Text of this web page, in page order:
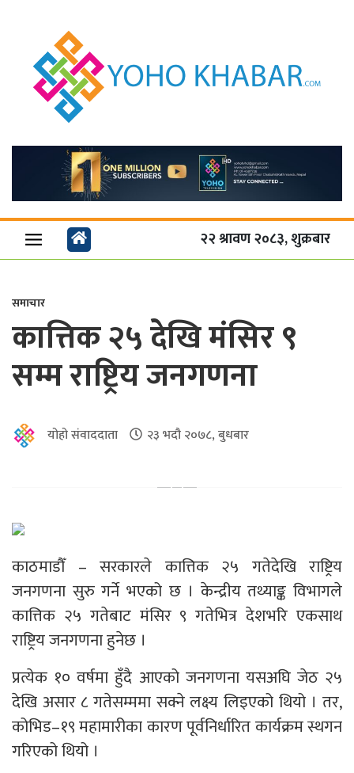
२२ श्रावण २०८३, शुक्रबार
समाचार
कात्तिक २५ देखि मंसिर ९
सम्म राष्ट्रिय जनगणना
योहो संवाददाता २३ भदौ २०७८, बुधबार
काठमाडौँ – सरकारले कात्तिक २५ गतेदेखि राष्ट्रिय
जनगणना सुरु गर्ने भएको छ । केन्द्रीय तथ्याङ्क विभागले
कात्तिक २५ गतेबाट मंसिर ९ गतेभित्र देशभरि एकसाथ
राष्ट्रिय जनगणना हुनेछ ।
प्रत्येक १० वर्षमा हुँदै आएको जनगणना यसअघि जेठ २५
देखि असार ८ गतेसम्ममा सक्ने लक्ष्य लिइएको थियो । तर,
कोभिड–१९ महामारीका कारण पूर्वनिर्धारित कार्यक्रम स्थगन
गरिएको थियो ।